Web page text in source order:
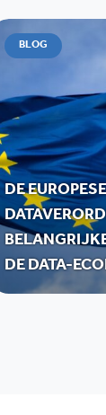
BLOG
DE EUROPESE
DE DATA-